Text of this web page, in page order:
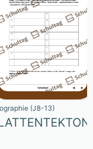
(J8-13)